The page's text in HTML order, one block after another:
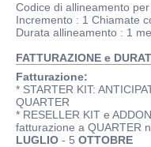
Codice di allineamento
Incremento : 1 Chiamate
Durata allineamento : 1
FATTURAZIONE e
Fatturazione:
* STARTER KIT:
QUARTER
* RESELLER KIT e
fatturazione a QUARTER
LUGLIO - 5 OTTOBRE